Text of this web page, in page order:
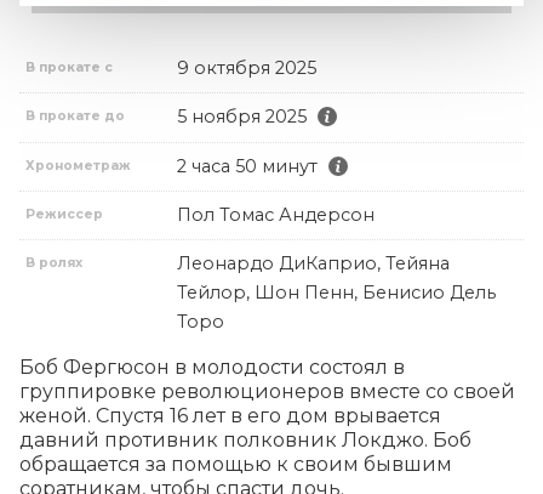
В прокате с 9 октября 2025
В прокате до 5 ноября 2025
Хронометраж 2 часа 50 минут
Режиссер Пол Томас Андерсон
В ролях
Леонардо ДиКаприо, Тейяна
Тейлор, Шон Пенн, Бенисио Дель
Торо
Боб Фергюсон в молодости состоял в
группировке революционеров вместе со своей
женой. Спустя 16 лет в его дом врывается
давний противник полковник Локджо. Боб
обращается за помощью к своим бывшим
соратникам, чтобы спасти дочь.